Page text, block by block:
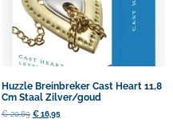
Huzzle Breinbreker Cast Heart 11,8
Cm Staal Zilver/goud
€20,69 €16,95